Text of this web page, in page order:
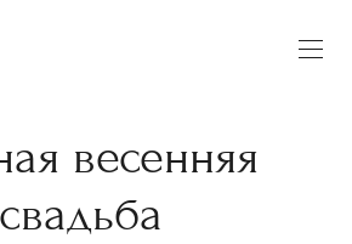
весенняя
свадьба